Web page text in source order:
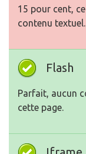
15 pour cent,
contenu textuel.
Flash
Parfait, aucun
cette page.